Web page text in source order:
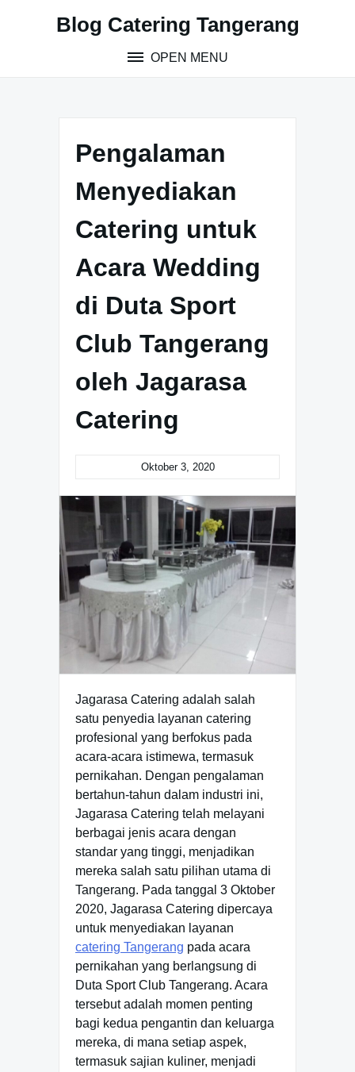
Blog Catering Tangerang
OPEN MENU
Pengalaman
Menyediakan
Catering untuk
Acara Wedding
di Duta Sport
Club Tangerang
oleh Jagarasa
Catering
Oktober 3, 2020
Jagarasa Catering adalah salah
satu penyedia layanan catering
profesional yang berfokus pada
acara-acara istimewa, termasuk
pernikahan. Dengan pengalaman
bertahun-tahun dalam industri ini,
Jagarasa Catering telah melayani
berbagai jenis acara dengan
standar yang tinggi, menjadikan
mereka salah satu pilihan utama di
Tangerang. Pada tanggal 3 Oktober
2020, Jagarasa Catering dipercaya
untuk menyediakan layanan
catering Tangerang pada acara
pernikahan yang berlangsung di
Duta Sport Club Tangerang. Acara
tersebut adalah momen penting
bagi kedua pengantin dan keluarga
mereka, di mana setiap aspek,
termasuk sajian kuliner, menjadi